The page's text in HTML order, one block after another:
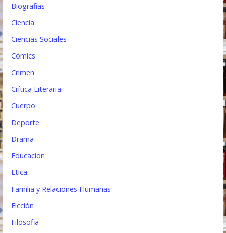
Biografias
Ciencia
Ciencias Sociales
Cómics
Crimen
Crítica Literaria
Cuerpo
Deporte
Drama
Educacion
Etica
Familia y Relaciones Humanas
Ficción
Filosofia